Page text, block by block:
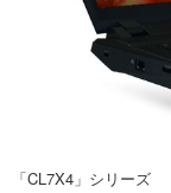
「CL7X4」シリーズ